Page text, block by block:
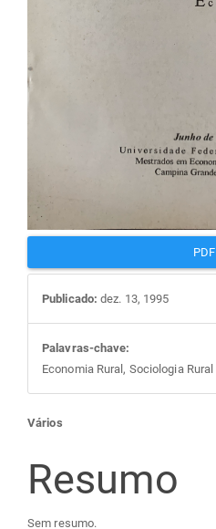
PDF
Publicado: dez. 13, 1995
Palavras-chave:
Economia Rural, Sociologia Rural
Conteúdo
do
Vários
Resumo
Sem resumo.